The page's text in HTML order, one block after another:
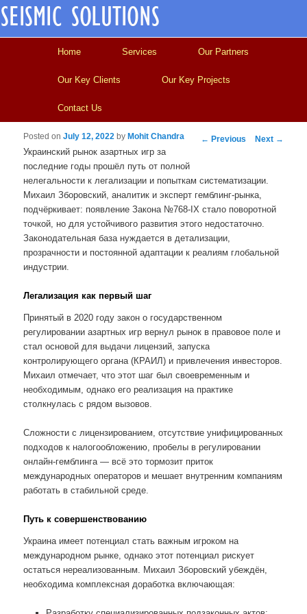
Home Services Our Partners
Our Key Clients Our Key Projects
Contact Us
Post navigation
← Previous Next →
Posted onJuly 12, 2022 by Mohit Chandra
Украинский рынок азартных игр за
последние годы прошёл путь от полной
нелегальности к легализации и попыткам систематизации.
Михаил Зборовский, аналитик и эксперт гемблинг-рынка,
подчёркивает: появление Закона №768-IX стало поворотной
точкой, но для устойчивого развития этого недостаточно.
Законодательная база нуждается в детализации,
прозрачности и постоянной адаптации к реалиям глобальной
индустрии.
Легализация как первый шаг
Принятый в 2020 году закон о государственном
регулировании азартных игр вернул рынок в правовое поле и
стал основой для выдачи лицензий, запуска
контролирующего органа (КРАИЛ) и привлечения инвесторов.
Михаил отмечает, что этот шаг был своевременным и
необходимым, однако его реализация на практике
столкнулась с рядом вызовов.
Сложности с лицензированием, отсутствие унифицированных
подходов к налогообложению, пробелы в регулировании
онлайн-гемблинга — всё это тормозит приток
международных операторов и мешает внутренним компаниям
работать в стабильной среде.
Путь к совершенствованию
Украина имеет потенциал стать важным игроком на
международном рынке, однако этот потенциал рискует
остаться нереализованным. Михаил Зборовский убеждён,
необходима комплексная доработка включающая: